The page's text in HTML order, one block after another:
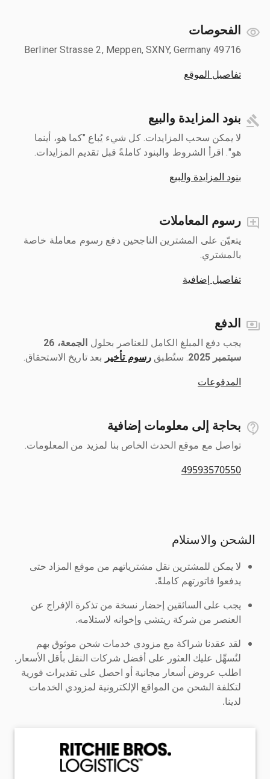
الفحوصات
Berliner Strasse 2, Meppen, SXNY, Germany 49716
تفاصيل الموقع
بنود المزايدة والبيع
لا يمكن سحب المزايدات. كل شيء يُباع "كما هو، أينما
هو". اقرأ الشروط والبنود كاملةً قبل تقديم المزايدات.
بنود المزايدة والبيع
رسوم المعاملات
يتعيّن على المشترين الناجحين دفع رسوم معاملة خاصة
بالمشتري.
تفاصيل إضافية
الدفع
يجب دفع المبلغ الكامل للعناصر بحلول ‎
الجمعة، 26
سبتمبر 2025
‎. ستُطبق رسوم تأخير بعد تاريخ الاستحقاق.
المدفوعات
بحاجة إلى معلومات إضافية
تواصل مع موقع الحدث الخاص بنا لمزيد من المعلومات.
49593570550
الشحن والاستلام
لا يمكن للمشترين نقل مشترياتهم من موقع المزاد حتى
يدفعوا فاتورتهم كاملةً.
يجب على السائقين إحضار نسخة من تذكرة الإفراج عن
العنصر من شركة ريتشي وإخوانه لاستلامه.
لقد عقدنا شراكة مع مزودي خدمات شحن موثوق بهم
لنُسهِّل عليك العثور على أفضل شركات النقل بأقل الأسعار.
اطلب عروض أسعار مجانية أو احصل على تقديرات فورية
لتكلفة الشحن من المواقع الإلكترونية لمزودي الخدمات
لدينا.